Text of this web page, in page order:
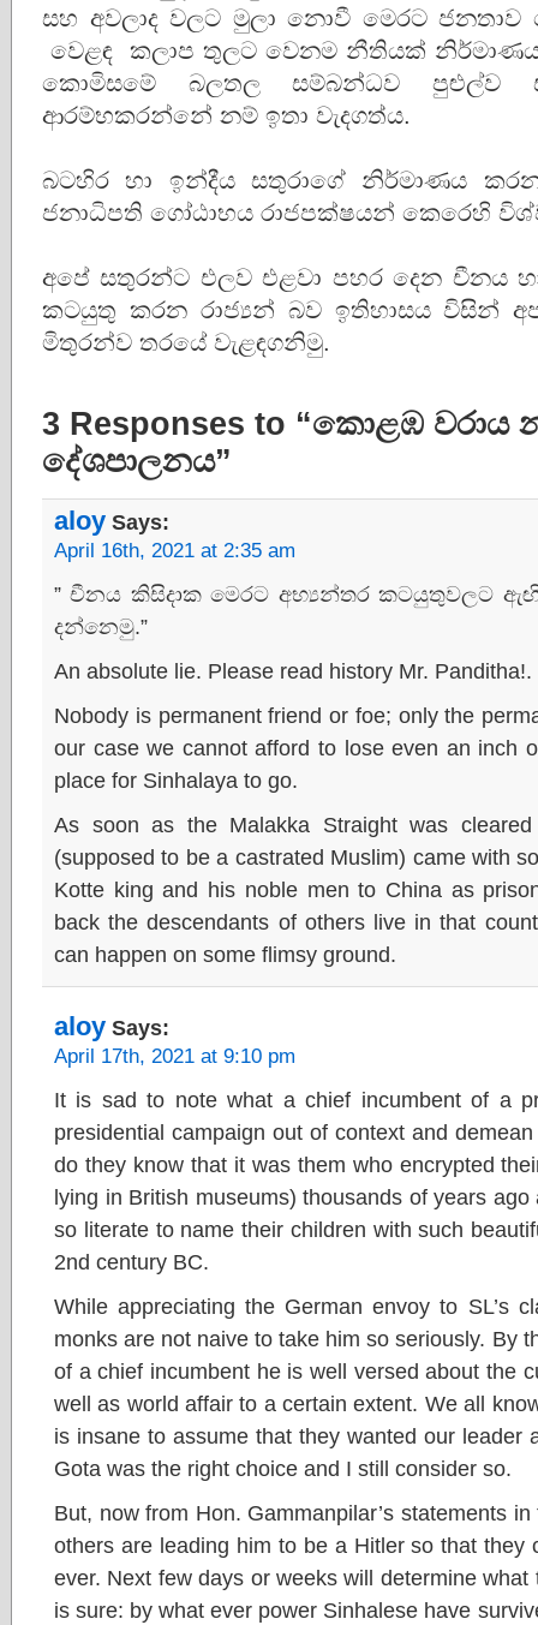
සහ අවලාද වලට මුලා නොවී මෙරට
වෙළඳ කලාප තුලට වෙනම නීතියක්
කොමිසමේ බලතල සම්බන්ධව පුළුල්ව
ආරම්භකරන්නේ නම් ඉතා වැදගත්ය.
බටහිර හා ඉන්දීය සතුරාගේ නිර්මාණය
ජනාධිපති ගෝඨාභය රාජපක්ෂයන් කෙරෙහි
අපේ සතුරන්ට එලව එළවා පහර දෙන චීනය
කටයුතු කරන රාජ්‍යන් බව ඉතිහාසය විසින්
මිතුරන්ව තරයේ වැළඳගනිමු.
3 Responses to “කොළඹ
දේශපාලනය”
aloy Says:
April 16th, 2021 at 2:35 am
” චීනය කිසිදාක මෙරට අභ්‍යන්තර කටයුතුවලට
දන්නෙමු.”
An absolute lie. Please read history Mr. Panditha!.
Nobody is permanent friend or foe; only the
our case we cannot afford to lose even an inch
place for Sinhalaya to go.
As soon as the Malakka Straight was
(supposed to be a castrated Muslim) came with
Kotte king and his noble men to China as
back the descendants of others live in that
can happen on some flimsy ground.
aloy Says:
April 17th, 2021 at 9:10 pm
It is sad to note what a chief incumbent of a
presidential campaign out of context and
do they know that it was them who encrypted
lying in British museums) thousands of years
so literate to name their children with such
2nd century BC.
While appreciating the German envoy to SL’s
monks are not naive to take him so seriously. By
of a chief incumbent he is well versed about the
well as world affair to a certain extent. We all
is insane to assume that they wanted our leader
Gota was the right choice and I still consider so.
But, now from Hon. Gammanpilar’s statements
others are leading him to be a Hitler so that they
ever. Next few days or weeks will determine
is sure: by what ever power Sinhalese have